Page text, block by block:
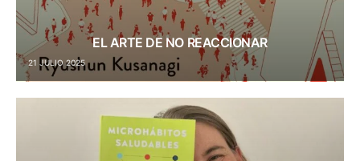
EL ARTE DE NO REACCIONAR
21 JULIO 2025